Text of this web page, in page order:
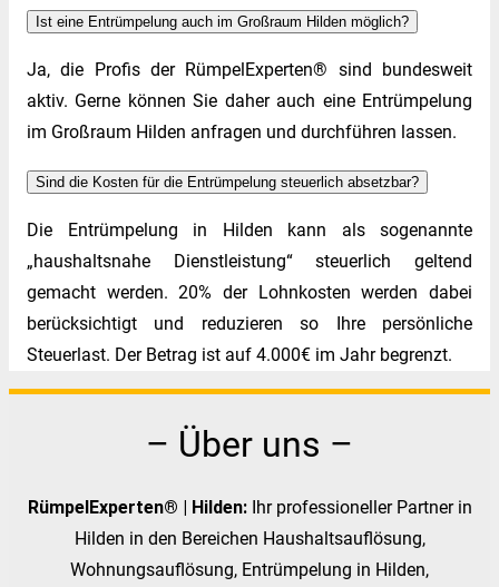
Ist eine Entrümpelung auch im Großraum Hilden möglich?
Ja, die Profis der RümpelExperten® sind bundesweit
aktiv. Gerne können Sie daher auch eine Entrümpelung
im Großraum Hilden anfragen und durchführen lassen.
Sind die Kosten für die Entrümpelung steuerlich absetzbar?
Die Entrümpelung in Hilden kann als sogenannte
„haushaltsnahe Dienstleistung“ steuerlich geltend
gemacht werden. 20% der Lohnkosten werden dabei
berücksichtigt und reduzieren so Ihre persönliche
Steuerlast. Der Betrag ist auf 4.000€ im Jahr begrenzt.
– Über uns –
RümpelExperten® | Hilden:Ihr professioneller Partner in
Hilden in den Bereichen Haushaltsauflösung,
Wohnungsauflösung, Entrümpelung in Hilden,